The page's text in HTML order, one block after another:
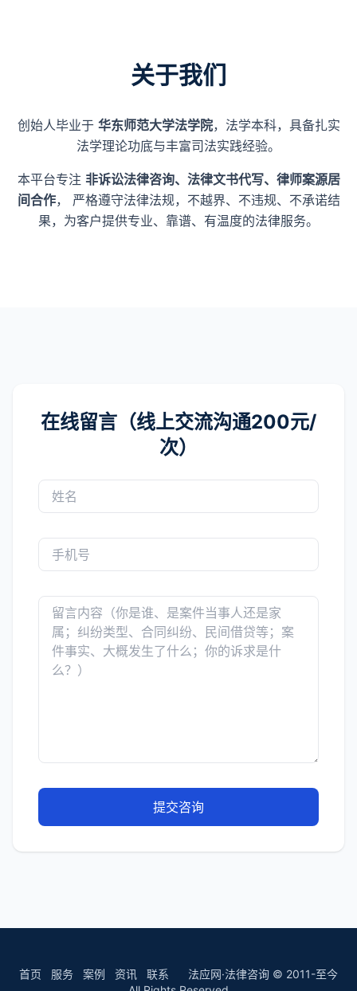
关于我们
创始人毕业于 华东师范大学法学院，法学本科，具备扎实
法学理论功底与丰富司法实践经验。
本平台专注 非诉讼法律咨询、法律文书代写、律师案源居
间合作， 严格遵守法律法规，不越界、不违规、不承诺结
果，为客户提供专业、靠谱、有温度的法律服务。
在线留言（线上交流沟通200元/
次）
提交咨询
首页 服务 案例 资讯 联系 法应网·法律咨询 © 2011-至今